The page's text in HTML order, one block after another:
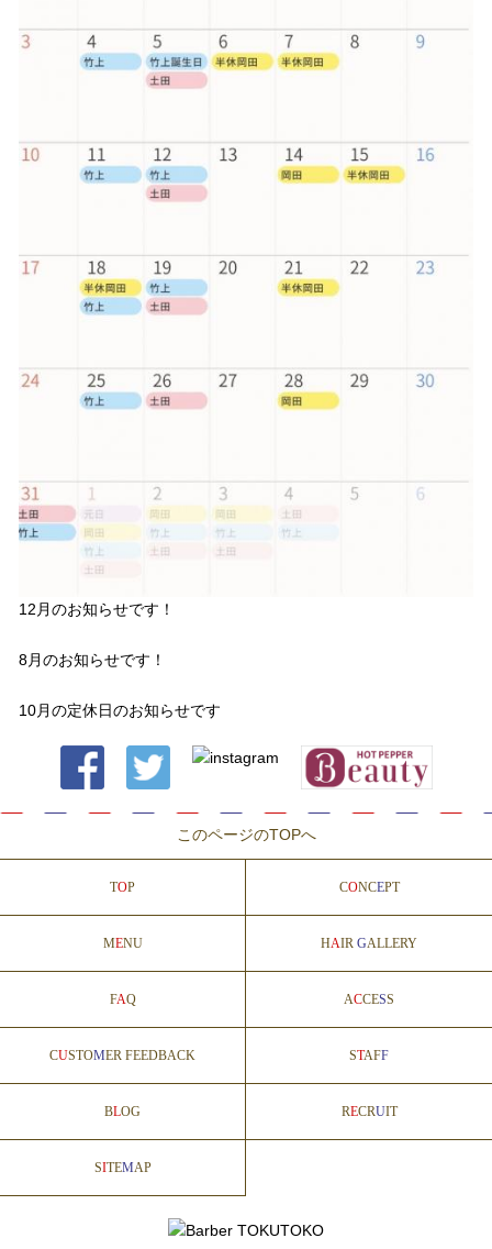
12月のお知らせです！
8月のお知らせです！
10月の定休日のお知らせです
このページのTOPへ
TOP CONCEPT
MENU HAIR GALLERY
FAQ ACCESS
CUSTOMER FEEDBACK STAFF
BLOG RECRUIT
SITEMAP